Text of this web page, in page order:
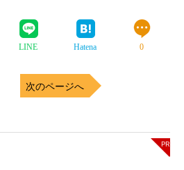
LINE Hatena 0
次のページへ